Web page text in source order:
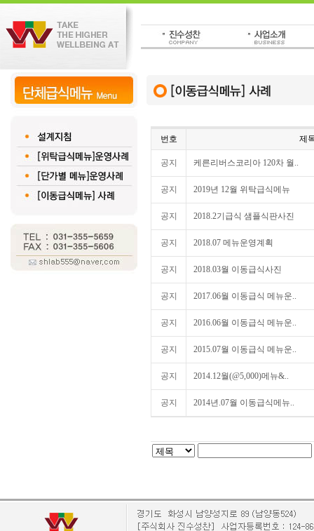
번호 제
공지 케른리버스코리아 120차 월..
공지 2019년 12월 위탁급식메뉴
공지 2018.2기급식 샘플식판사진
공지 2018.07 메뉴운영계획
공지 2018.03월 이동급식사진
공지 2017.06월 이동급식 메뉴운..
공지 2016.06월 이동급식 메뉴운..
공지 2015.07월 이동급식 메뉴운..
공지 2014.12월(@5,000)메뉴&..
공지 2014년.07월 이동급식메뉴..